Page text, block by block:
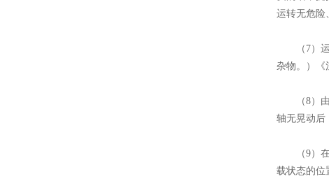
运转无危险
（7）运
杂物。）《
（8）由
轴无晃动后
（9）在
载状态的位